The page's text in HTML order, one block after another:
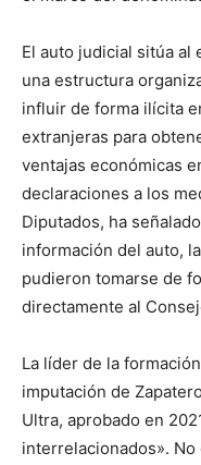
El auto judicial sitúa
una estructura
influir de forma ilícita
extranjeras para
ventajas económicas
declaraciones a los
Diputados, ha
información del auto,
pudieron tomarse de
directamente al
La líder de la
imputación de
Ultra, aprobado en
interrelacionados».